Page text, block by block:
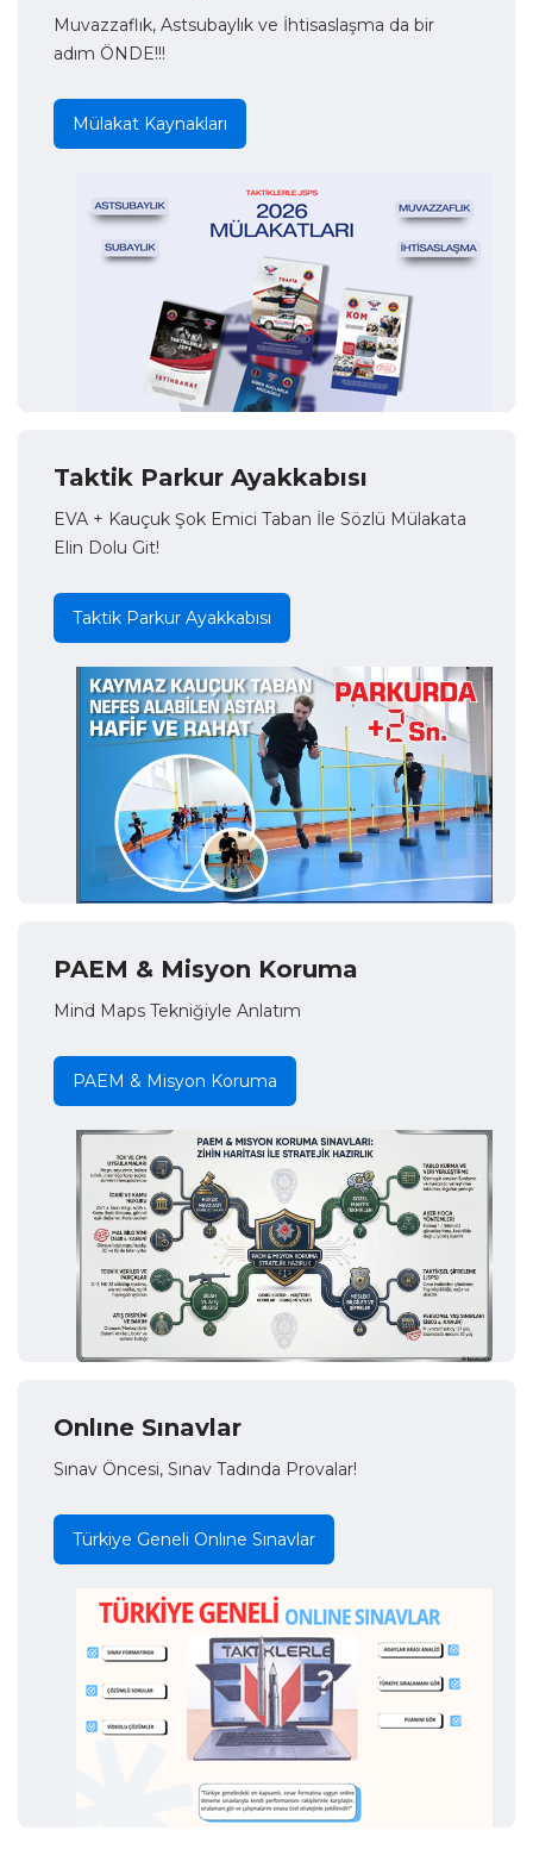
Muvazzaflık, Astsubaylık ve İhtisaslaşma da bir
adım ÖNDE!!!
Mülakat Kaynakları
Taktik Parkur Ayakkabısı
EVA + Kauçuk Şok Emici Taban İle Sözlü Mülakata
Elin Dolu Git!
Taktik Parkur Ayakkabısı
PAEM & Misyon Koruma
Mind Maps Tekniğiyle Anlatım
PAEM & Misyon Koruma
Onlıne Sınavlar
Sınav Öncesi, Sınav Tadında Provalar!
Türkiye Geneli Onlıne Sınavlar